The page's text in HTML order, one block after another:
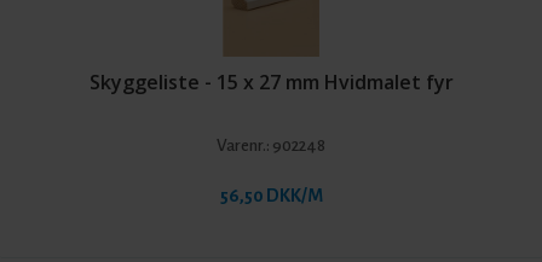
Skyggeliste - 15 x 27 mm Hvidmalet fyr
Varenr.: 902248
56,50 DKK/M